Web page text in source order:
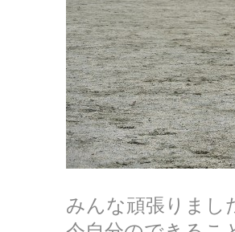
みんな頑張りまし